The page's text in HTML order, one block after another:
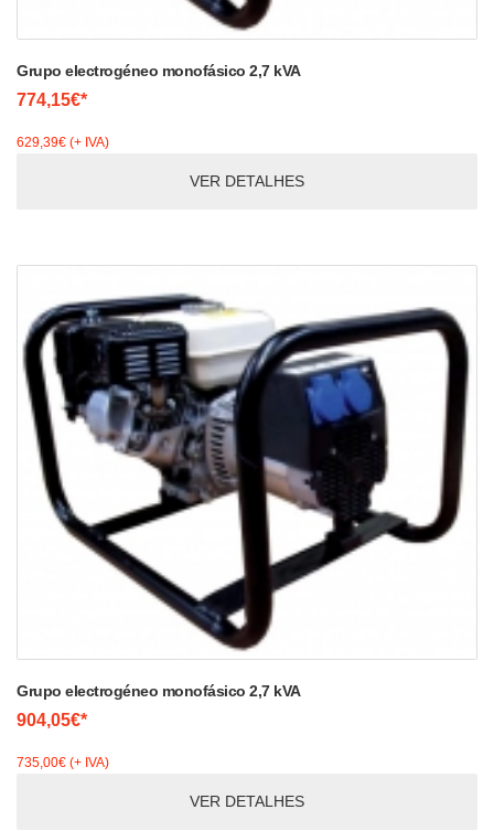
Grupo electrogéneo monofásico 2,7 kVA
774,15€*
629,39€ (+ IVA)
VER DETALHES
Grupo electrogéneo monofásico 2,7 kVA
904,05€*
735,00€ (+ IVA)
VER DETALHES